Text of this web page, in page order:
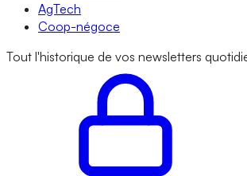
AgTech
Coop-négoce
Tout l'historique de vos newsletters